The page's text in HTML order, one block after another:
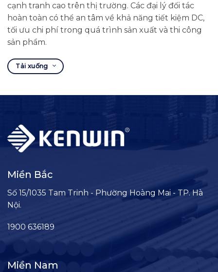
cạnh tranh cao trên thị trường. Các đại lý đối tác
hoàn toàn có thể an tâm về khả năng tiết kiệm DC,
tối ưu chi phí trong quá trình sản xuất và thi công
sản phẩm.
Tải xuống
Miền Bắc
Số 15/1035 Tam Trinh - Phường Hoàng Mai - TP. Hà
Nội.
1900 636189
Miền Nam